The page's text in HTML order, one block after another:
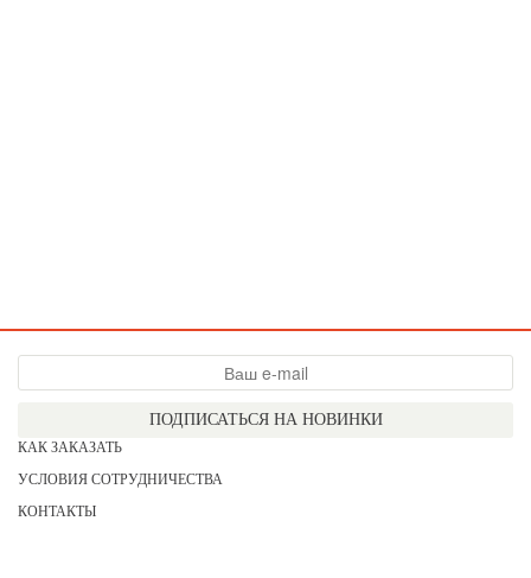
ПОДПИСАТЬСЯ НА НОВИНКИ
КАК ЗАКАЗАТЬ
УСЛОВИЯ СОТРУДНИЧЕСТВА
КОНТАКТЫ